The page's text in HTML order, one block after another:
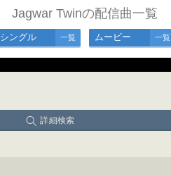
Jagwar Twinの配信曲一覧
シングル 一覧 ムービー 一覧
詳細検索